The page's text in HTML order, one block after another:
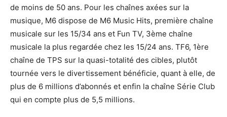
de moins de 50 ans. Pour les chaînes axées sur la
musique, M6 dispose de M6 Music Hits, première chaîne
musicale sur les 15/34 ans et Fun TV, 3ème chaîne
musicale la plus regardée chez les 15/24 ans. TF6, 1ère
chaîne de TPS sur la quasi-totalité des cibles, plutôt
tournée vers le divertissement bénéficie, quant à elle, de
plus de 6 millions d’abonnés et enfin la chaîne Série Club
qui en compte plus de 5,5 millions.